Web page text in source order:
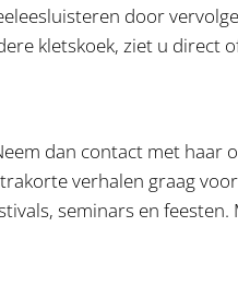
door
kletskoek, ziet u direct
dan contact met haar
verhalen graag
seminars en